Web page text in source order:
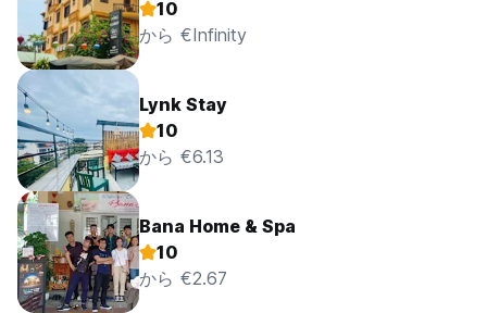
10
から €Infinity
Lynk Stay
10
から €6.13
Bana Home & Spa
10
から €2.67